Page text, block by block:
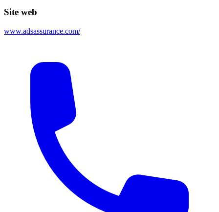
Site web
www.adsassurance.com/